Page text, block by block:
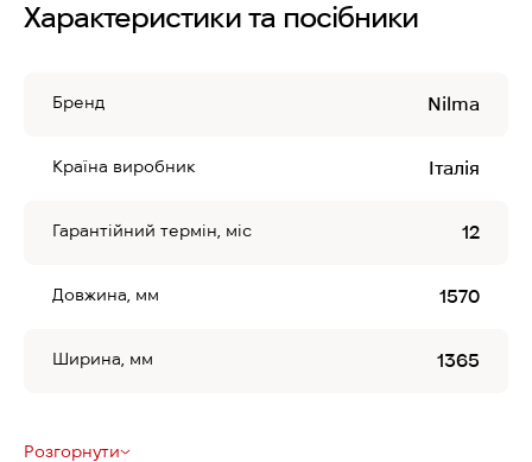
Характеристики та посібники
Бренд Nilma
Країна виробник Італія
Гарантійний термін, міс 12
Довжина, мм 1570
Ширина, мм 1365
Розгорнути